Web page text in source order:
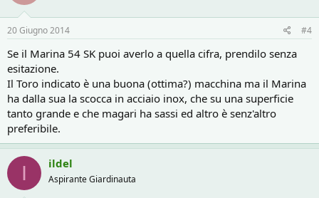
20 Giugno 2014 #4
Se il Marina 54 SK puoi averlo a quella cifra, prendilo senza
esitazione.
Il Toro indicato è una buona (ottima?) macchina ma il Marina
ha dalla sua la scocca in acciaio inox, che su una superficie
tanto grande e che magari ha sassi ed altro è senz'altro
preferibile.
I ildel
Aspirante Giardinauta